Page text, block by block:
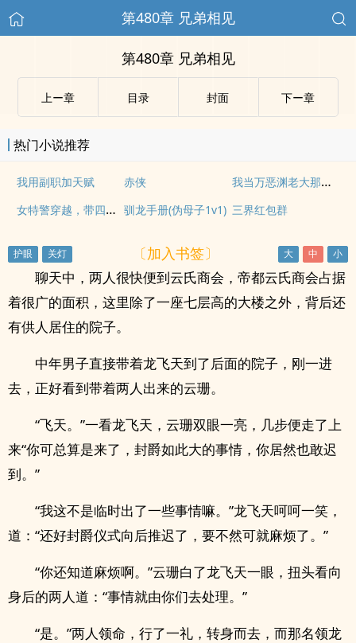
第480章 兄弟相见
第480章 兄弟相见
上ー章 目录 封面 下ー章
热门小说推荐
我用副职加天赋 赤侠
我当万恶渊老大那些年
女特警穿越，带四只萌娃炸翻古代 驯龙手册(伪母子1v1) 三界红包群
〔加入书签〕
聊天中，两人很快便到云氏商会，帝都云氏商会占据
着很广的面积，这里除了一座七层高的大楼之外，背后还
有供人居住的院子。
中年男子直接带着龙飞天到了后面的院子，刚一进
去，正好看到带着两人出来的云珊。
“飞天。”一看龙飞天，云珊双眼一亮，几步便走了上
来“你可总算是来了，封爵如此大的事情，你居然也敢迟
到。”
“我这不是临时出了一些事情嘛。”龙飞天呵呵一笑，
道：“还好封爵仪式向后推迟了，要不然可就麻烦了。”
“你还知道麻烦啊。”云珊白了龙飞天一眼，扭头看向
身后的两人道：“事情就由你们去处理。”
“是。”两人领命，行了一礼，转身而去，而那名领龙